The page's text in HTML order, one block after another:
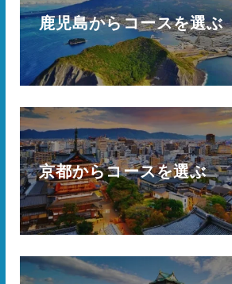
鹿児島からコースを選ぶ
京都からコースを選ぶ